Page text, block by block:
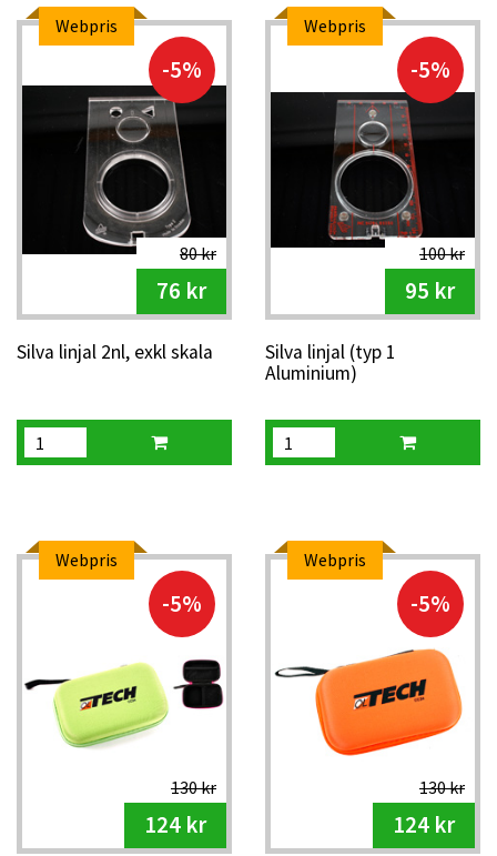
Webpris
-5%
80 kr
76 kr
Silva linjal 2nl, exkl skala
Webpris
-5%
100 kr
95 kr
Silva linjal (typ 1
Aluminium)
Webpris
-5%
130 kr
124 kr
Webpris
-5%
130 kr
124 kr